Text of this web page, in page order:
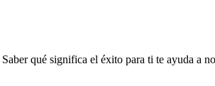
qué significa el éxito para ti te ayuda a